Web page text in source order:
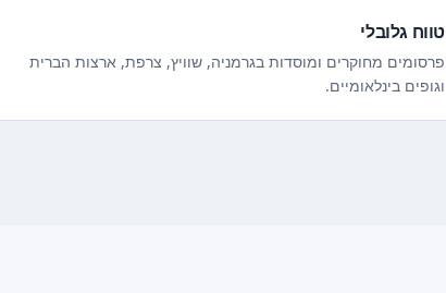
טווח גלובלי
פרסומים מחוקרים ומוסדות בגרמניה, שוויץ, צרפת, ארצות הברית
וגופים בינלאומיים.